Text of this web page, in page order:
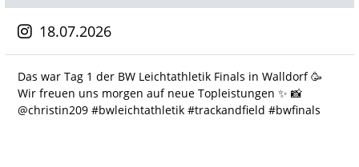
18.07.2026
Das war Tag 1 der BW Leichtathletik Finals in Walldorf 🥳
Wir freuen uns morgen auf neue Topleistungen ✨️ 📸
@christin209 #bwleichtathletik #trackandfield #bwfinals